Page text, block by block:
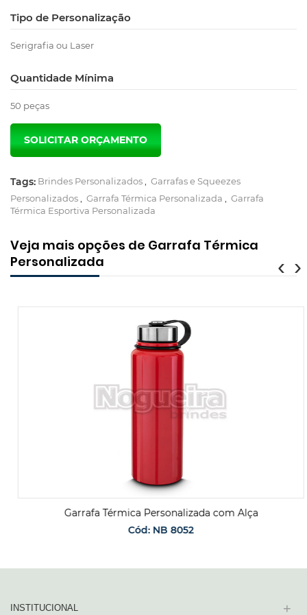
Tipo de Personalização
Serigrafia ou Laser
Quantidade Mínima
50 peças
Tags: Brindes Personalizados
Garrafas e Squeezes
Personalizados
Garrafa Térmica Personalizada
Garrafa
Térmica Esportiva Personalizada
Veja mais opções de Garrafa Térmica
Personalizada
Garrafa Térmica Personalizada com Alça
Cód: NB 8052
SOLICITAR ORÇAMENTO
‹ ›
INSTITUCIONAL +